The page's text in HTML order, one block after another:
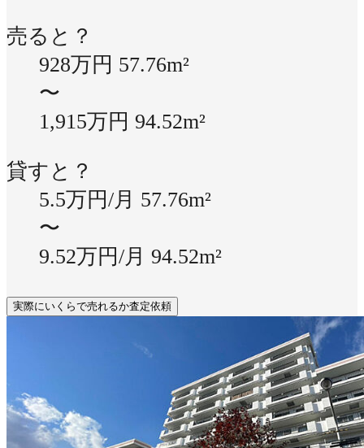
売ると？
928万円 57.76m²
〜
1,915万円 94.52m²
貸すと？
5.5万円/月 57.76m²
〜
9.52万円/月 94.52m²
実際にいくらで売れるか査定依頼